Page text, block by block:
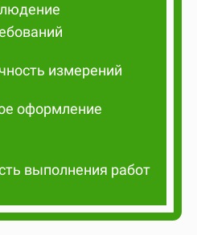
измерений
оформление
выполнения работ